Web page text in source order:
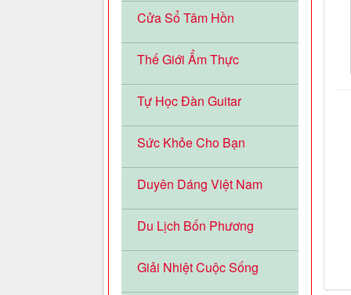
Cửa Sổ Tâm Hồn
Thế Giới Ẩm Thực
Tự Học Đàn Guitar
Sức Khỏe Cho Bạn
Duyên Dáng Việt Nam
Du Lịch Bốn Phương
Giải Nhiệt Cuộc Sống